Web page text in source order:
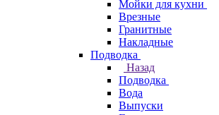
Мойки для кухни
Врезные
Гранитные
Накладные
Подводка
Назад
Подводка
Вода
Выпуски